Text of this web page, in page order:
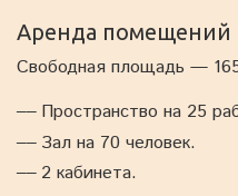
Аренда помещений
Свободная площадь —
Пространство на 25
Зал на 70 человек.
2 кабинета.